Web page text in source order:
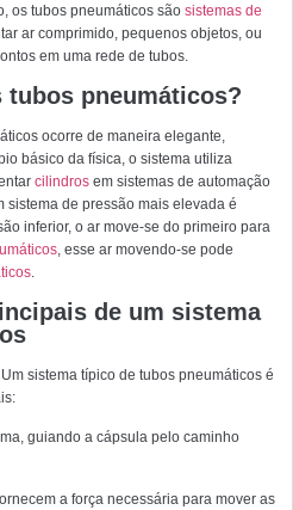
os tubos pneumáticos são sistemas de
ar comprimido, pequenos objetos, ou
em uma rede de tubos.
tubos pneumáticos?
ocorre de maneira elegante,
básico da física, o sistema utiliza
cilindros em sistemas de automação
sistema de pressão mais elevada é
inferior, o ar move-se do primeiro para
, esse ar movendo-se pode
de um sistema
sistema típico de tubos pneumáticos é
guiando a cápsula pelo caminho
a força necessária para mover as